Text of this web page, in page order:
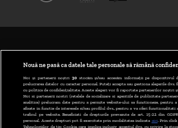
ABONARE DIGI TV
GESTIONAȚI
CODUL DIGI24
Nouă ne pasă ca datele tale personale să rămână
Noi și partenerii noștri 30stocăm și/sau accesăm informații pe dispozitivul
prelucrarea datelor cu caracter personal. Puteți accepta sau gestiona alegerile
cu politica de confidențialitate. Aceste alegeri vor fi raportate partenerilor noștri
Noi si partenerii nostri (retelele de socializare si agentiile de publicitate
analitice) prelucram date pentru a permite website-ului sa functioneze, pentru
afisate in functie de interesele si/sau profilul dvs., pentru a va oferi functionalitati
traficul pe website. Beneficiati de drepturile prevazute de art. 15-22 din
personal. Aceste drepturi pot fi exercitate prin modalitatea indicata aici. Prin click
Tehnologiilor de tip Cookie, care implica inclusiv acceptul dvs. cu privire la